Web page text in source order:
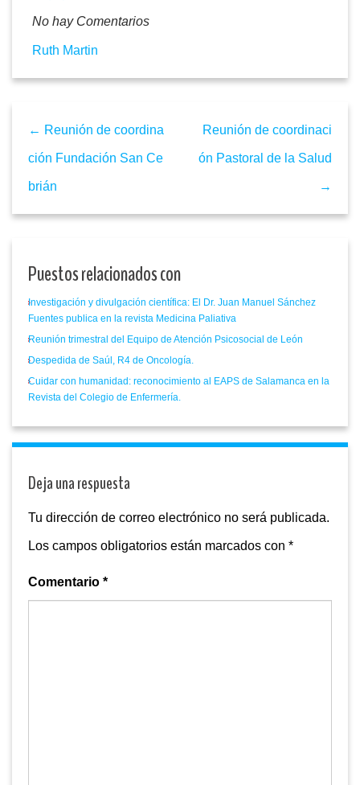
No hay Comentarios
Ruth Martin
← Reunión de coordina
ción Fundación San Ce
brián
Reunión de coordinaci
ón Pastoral de la Salud
→
Puestos relacionados con
Investigación y divulgación científica: El Dr. Juan Manuel Sánchez
Fuentes publica en la revista Medicina Paliativa
Reunión trimestral del Equipo de Atención Psicosocial de León
Despedida de Saúl, R4 de Oncología.
Cuidar con humanidad: reconocimiento al EAPS de Salamanca en la
Revista del Colegio de Enfermería.
Deja una respuesta
Tu dirección de correo electrónico no será publicada.
Los campos obligatorios están marcados con *
Comentario *